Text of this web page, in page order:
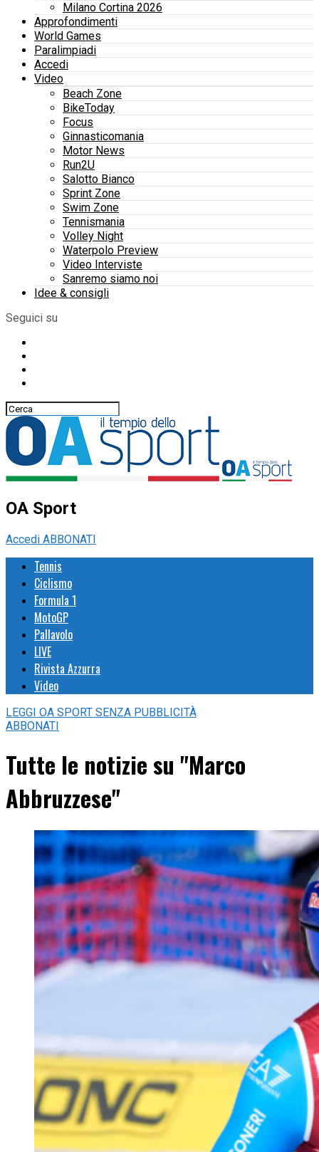
Milano Cortina 2026
Approfondimenti
World Games
Paralimpiadi
Accedi
Video
Beach Zone
BikeToday
Focus
Ginnasticomania
Motor News
Run2U
Salotto Bianco
Sprint Zone
Swim Zone
Tennismania
Volley Night
Waterpolo Preview
Video Interviste
Sanremo siamo noi
Idee & consigli
Seguici su
OA Sport
Accedi ABBONATI
Tennis
Ciclismo
Formula 1
MotoGP
Pallavolo
LIVE
Rivista Azzurra
Video
LEGGI OA SPORT SENZA PUBBLICITÀ
ABBONATI
Tutte le notizie su "Marco
Abbruzzese"